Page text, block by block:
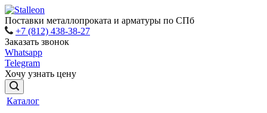
Поставки металлопроката и арматуры по СПб
+7 (812) 438-38-27
Заказать звонок
Whatsapp
Telegram
Хочу узнать цену
Каталог